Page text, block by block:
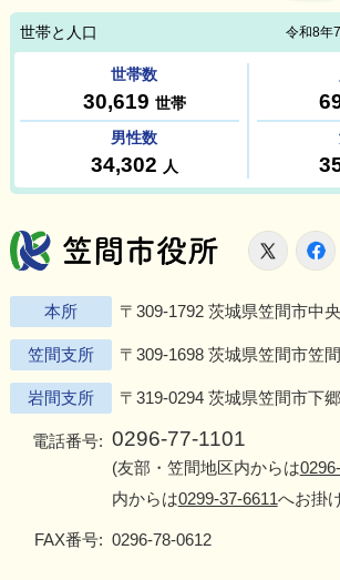
笠間市役
X
本所 〒309-1792 茨城県笠間市中
笠間支所 〒309-1698 茨城県笠間市笠
岩間支所 〒319-0294 茨城県笠間市下
電話番号: 0296-77-1101
(友部・笠間地区内からは
内からは0299-37-6611へお掛
FAX番号: 0296-78-0612